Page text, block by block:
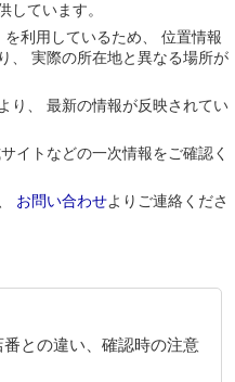
しています。
利用しているため、 位置情報
、 実際の所在地と異なる場所が
り、 最新の情報が反映されてい
イトなどの一次情報をご確認く
お問い合わせよりご連絡くださ
との違い、確認時の注意